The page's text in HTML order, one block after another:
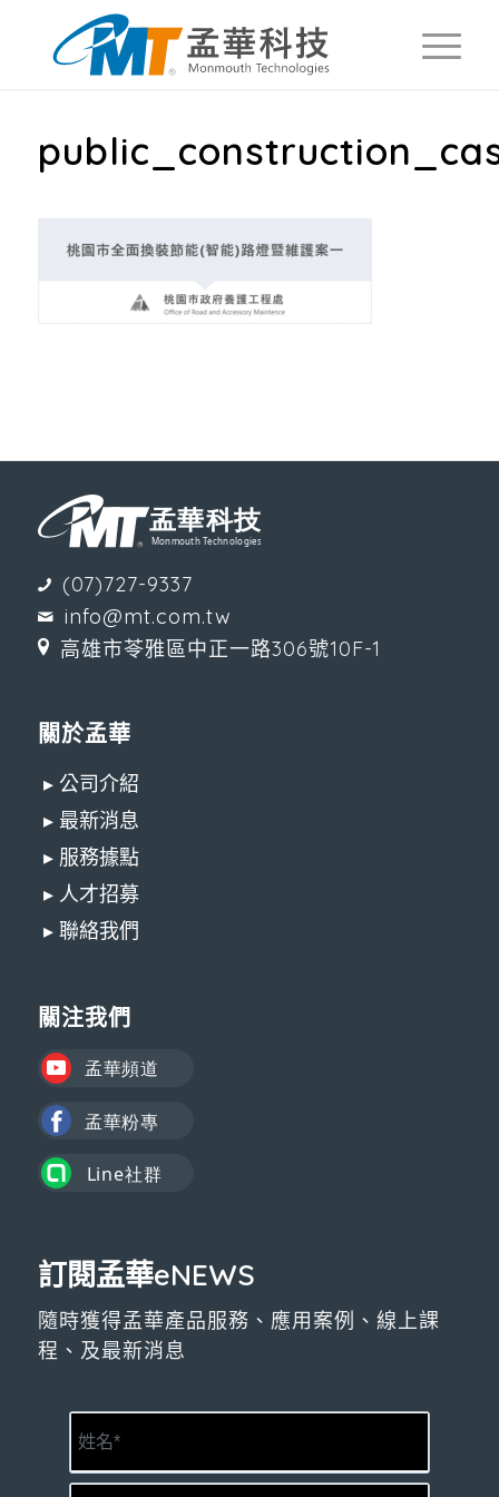
(07)727-9337
info@mt.com.tw
高雄市苓雅區中正一路306號10F-1
關於孟華
▸ 公司介紹
▸ 最新消息
▸ 服務據點
▸ 人才招募
▸ 聯絡我們
關注我們
訂閱孟華eNEWS
隨時獲得孟華產品服務、應用案例、線上課
程、及最新消息